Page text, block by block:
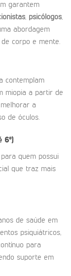
garantem
, psicólogos,
abordagem
corpo e mente.
contemplam
miopia a partir de
a
de óculos.
6º)
quem possui
que traz mais
de saúde em
psiquiátricos,
para
suporte em